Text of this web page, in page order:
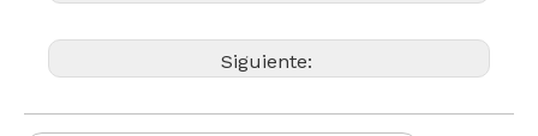
Siguiente: